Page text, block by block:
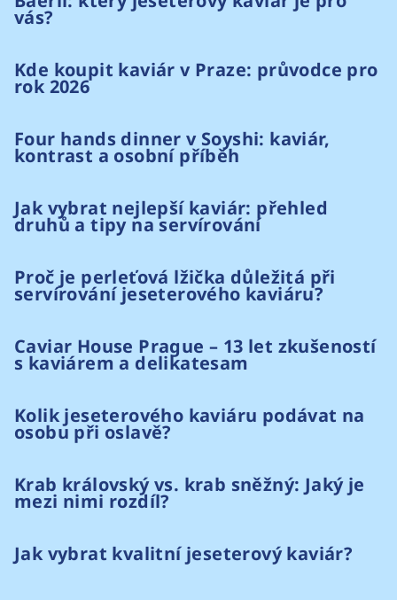
vás?
Kde koupit kaviár v Praze: průvodce pro
rok 2026
Four hands dinner v Soyshi: kaviár,
kontrast a osobní příběh
Jak vybrat nejlepší kaviár: přehled
druhů a tipy na servírování
Proč je perleťová lžička důležitá při
servírování jeseterového kaviáru?
Caviar House Prague – 13 let zkušeností
s kaviárem a delikatesam
Kolik jeseterového kaviáru podávat na
osobu při oslavě?
Krab královský vs. krab sněžný: Jaký je
mezi nimi rozdíl?
Jak vybrat kvalitní jeseterový kaviár?